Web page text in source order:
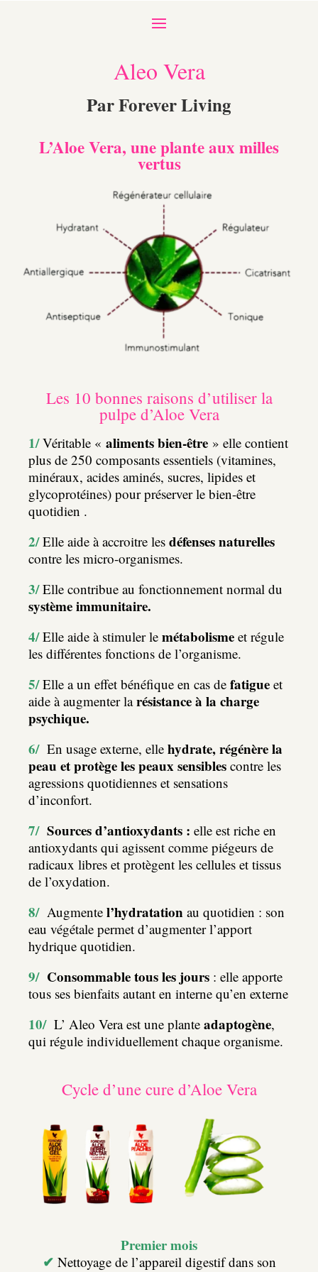
Aleo Vera
Par Forever Living
L’Aloe Vera, une plante aux milles
vertus
Les 10 bonnes raisons d’utiliser la
pulpe d’Aloe Vera
1/Véritable «aliments bien-être » elle contient
plus de 250 composants essentiels (vitamines,
minéraux, acides aminés, sucres, lipides et
glycoprotéines) pour préserver le bien-être
quotidien .
2/Elle aide à accroitre les défenses naturelles
contre les micro-organismes.
3/Elle contribue au fonctionnement normal du
système immunitaire.
4/Elle aide à stimuler lemétabolisme et régule
les différentes fonctions de l’organisme.
5/Elle a un effet bénéfique en cas defatigue et
aide à augmenter larésistance à la charge
psychique.
6/ En usage externe, ellehydrate, régénère la
peau et protège les peaux sensibles contre les
agressions quotidiennes et sensations
d’inconfort.
7/ Sources d’antioxydants : elle est riche en
antioxydants qui agissent comme piégeurs de
radicaux libres et protègent les cellules et tissus
de l’oxydation.
8/ Augmentel’hydratation au quotidien : son
eau végétale permet d’augmenter l’apport
hydrique quotidien.
9/ Consommable tous les jours : elle apporte
tous ses bienfaits autant en interne qu’en externe
10/ L’ Aleo Vera est une planteadaptogène,
qui régule individuellement chaque organisme.
Cycle d’une cure d’Aloe Vera
Premier mois
✔ Nettoyage de l’appareil digestif dans son